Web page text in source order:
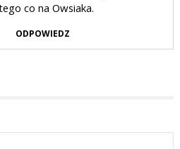
co na Owsiaka.
ODPOWIEDZ